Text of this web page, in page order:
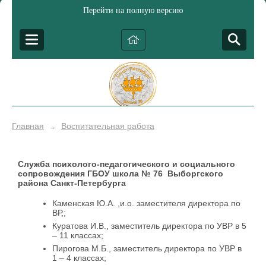
Перейти на полную версию
Главная → Воспитательная работа
Служба психолого-педагогического и социального
сопровождения ГБОУ школа № 76 Выборгского
района Санкт-Петербурга
Каменская Ю.А. ,и.о. заместителя директора по
ВР,;
Куратова И.В., заместитель директора по УВР в 5
– 11 классах;
Пирогова М.Б., заместитель директора по УВР в
1 – 4 классах;